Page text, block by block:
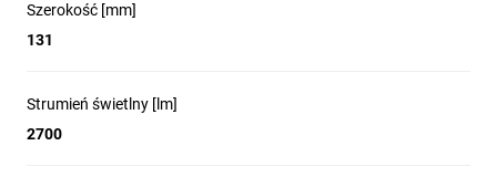
Szerokość [mm]
131
Strumień świetlny [lm]
2700